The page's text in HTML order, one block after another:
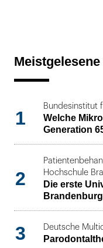
1
Bundesinstitut
Welche
Generation
2
Hochschule
Die erste
3 Deutsche